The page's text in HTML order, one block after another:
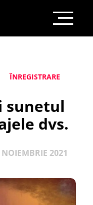
ÎNREGISTRARE
sunetul
dvs.
2021